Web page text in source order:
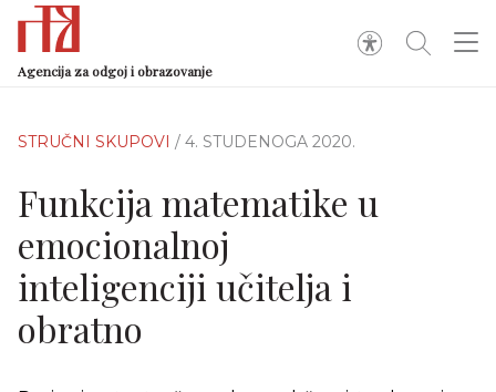
Agencija za odgoj i obrazovanje
STRUČNI SKUPOVI / 4. STUDENOGA 2020.
Funkcija matematike u
emocionalnoj
inteligenciji učitelja i
obratno